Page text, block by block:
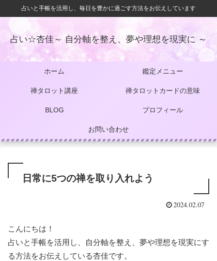
占いと手帳を活用し、毎日を豊かに過ごす方法をお伝えしています
占い☆杏佳～ 自分軸を整え、夢や理想を現実に ～
ホーム 鑑定メニュー
禅タロット講座 禅タロットカードの意味
BLOG プロフィール
お問い合わせ
日常に5つの禅を取り入れよう
2024.02.07
こんにちは！
占いと手帳を活用し、自分軸を整え、夢や理想を現実にす
る方法をお伝えしている杏佳です。